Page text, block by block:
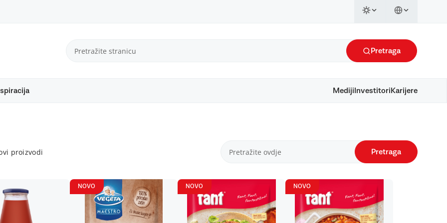
Pretraga
Mediji Investitori Karijere
proizvodi Pretraga
NOVO NOVO NOVO